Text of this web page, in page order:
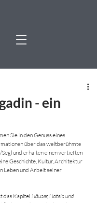
- ein
Sie in den Genuss eines
über das weltberühmte
und erhalten einen vertieften
Geschichte, Kultur, Architektur
Leben und Arbeit seiner
das Kapitel Häuser, Hotels und